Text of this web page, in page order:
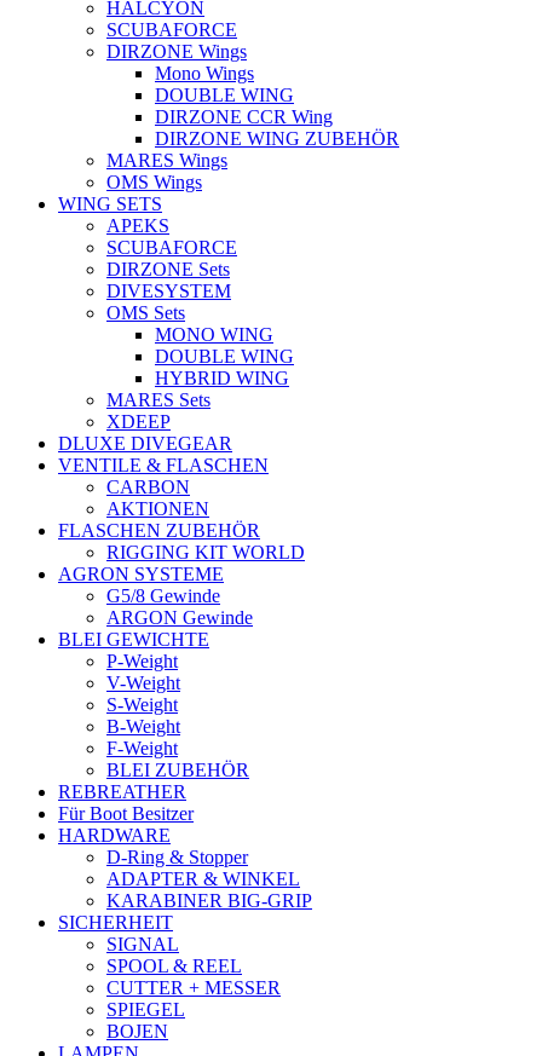
HALCYON
SCUBAFORCE
DIRZONE Wings
Mono Wings
DOUBLE WING
DIRZONE CCR Wing
DIRZONE WING ZUBEHÖR
MARES Wings
OMS Wings
WING SETS
APEKS
SCUBAFORCE
DIRZONE Sets
DIVESYSTEM
OMS Sets
MONO WING
DOUBLE WING
HYBRID WING
MARES Sets
XDEEP
DLUXE DIVEGEAR
VENTILE & FLASCHEN
CARBON
AKTIONEN
FLASCHEN ZUBEHÖR
RIGGING KIT WORLD
AGRON SYSTEME
G5/8 Gewinde
ARGON Gewinde
BLEI GEWICHTE
P-Weight
V-Weight
S-Weight
B-Weight
F-Weight
BLEI ZUBEHÖR
REBREATHER
Für Boot Besitzer
HARDWARE
D-Ring & Stopper
ADAPTER & WINKEL
KARABINER BIG-GRIP
SICHERHEIT
SIGNAL
SPOOL & REEL
CUTTER + MESSER
SPIEGEL
BOJEN